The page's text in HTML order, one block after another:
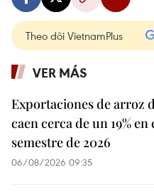
Theo dõi VietnamPlus
VER MÁS
Exportaciones de arroz
caen cerca de un 19%
semestre de 2026
06/08/2026 09:35